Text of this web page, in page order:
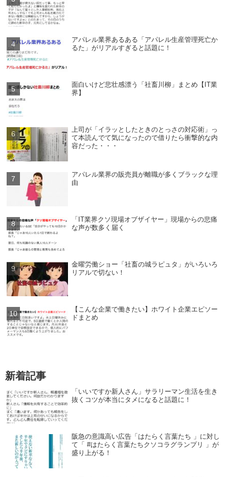
アパレル業界あるある「アパレル生産管理死亡か
るた」がリアルすぎると話題に！
面白いけど悲壮感漂う「社畜川柳」まとめ【IT業
界】
上司が「イラッとしたときのとっさの対応術」っ
て本読んでて気になったので借りたら衝撃的な内
容だった・・・
アパレル業界の販売員が離職が多くブラックな理
由
「IT業界クソ現場オブザイヤー」現場からの悲痛
な声が数多く届く
金曜労働ショー「社畜の城ラピュタ」がいろいろ
リアルで切ない！
【こんな企業で働きたい】ホワイト企業エピソー
ドまとめ
新着記事
「いいですか新人さん」サラリーマン生活を生き
抜くコツが本当にタメになると話題に！
阪急の意識高い広告「はたらく言葉たち 」に対し
て「 #はたらく言葉たちクソコラグランプリ 」が
盛り上がる！